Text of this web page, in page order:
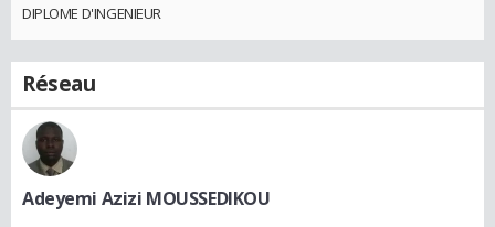
DIPLOME D'INGENIEUR
Réseau
Adeyemi Azizi MOUSSEDIKOU